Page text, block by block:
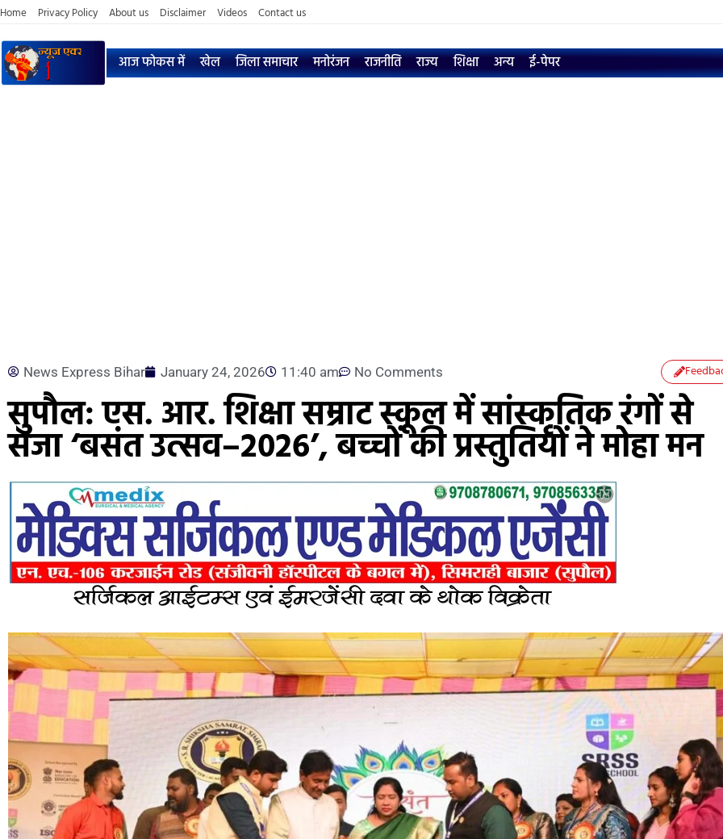
Home Privacy Policy About us Disclaimer Videos Contact us
आज फोकस में खेल जिला समाचार मनोरंजन राजनीति राज्य शिक्षा अन्य ई-पेपर
News Express Bihar January 24, 2026 11:40 am No Comments
सुपौल: एस. आर. शिक्षा सम्राट स्कूल में सांस्कृतिक रंगों से
सजा ‘बसंत उत्सव–2026’, बच्चों की प्रस्तुतियों ने मोहा मन